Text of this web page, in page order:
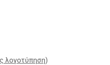
λογοτύπηση)